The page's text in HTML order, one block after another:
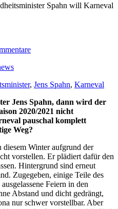
Spahn will Karneval
, Jens Spahn, Karneval
Jens Spahn, dann wird der
2020/2021 nicht
pauschal komplett
Weg?
diesem Winter aufgrund der
vorstellen. Er plädiert dafür den
Hintergrund sind erneut
Zugegeben, einige Teile des
Feiern in den
Abstand und dicht gedrängt,
nur schwer vorstellbar. Aber